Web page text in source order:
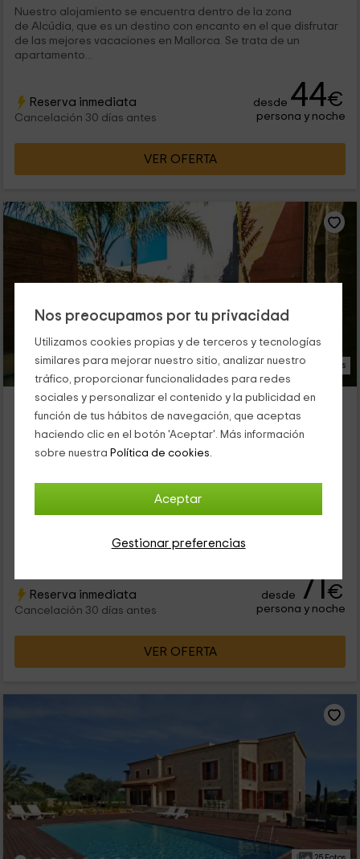
Nos preocupamos por tu privacidad
Utilizamos cookies propias y de terceros y tecnologías
similares para mejorar nuestro sitio, analizar nuestro
tráfico, proporcionar funcionalidades para redes
sociales y personalizar el contenido y la publicidad en
función de tus hábitos de navegación, que aceptas
haciendo clic en el botón 'Aceptar'. Más información
sobre nuestra Política de cookies.
Aceptar
Gestionar preferencias
Nuestro alojamiento se encuentra dentro de la zona
de Alcúdia, que es un destino con encanto en el que disfrutar
de las mejores vacaciones en Mallorca. Se trata de un
apartamento...
Reserva inmediata
Cancelación 30 días antes
desde 44€
persona y noche
VER OFERTA
27 Fotos
Sa Muralla
Alcudia, Mallorca
0 opiniones
6 personas
2 baños
Nuestro alojamiento se encuentra dentro de la zona
de Alcúdia, que es un espacio en el que vas a poder disfrutar
Reserva inmediata
Cancelación 30 días antes
desde 71€
persona y noche
VER OFERTA